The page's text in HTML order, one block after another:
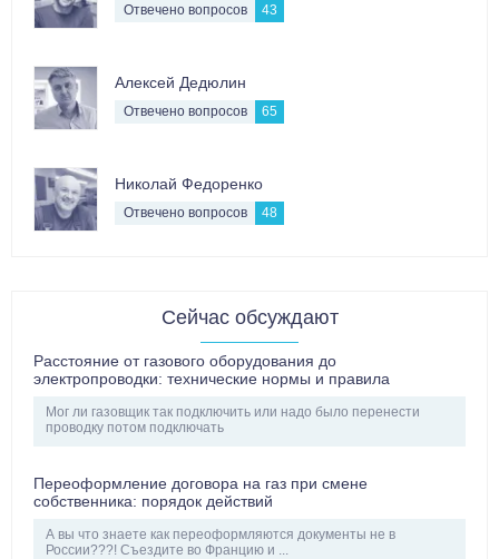
Отвечено вопросов 43
Алексей Дедюлин
Отвечено вопросов 65
Николай Федоренко
Отвечено вопросов 48
Сейчас обсуждают
Расстояние от газового оборудования до
электропроводки: технические нормы и правила
Мог ли газовщик так подключить или надо было перенести
проводку потом подключать
Переоформление договора на газ при смене
собственника: порядок действий
А вы что знаете как переоформляются документы не в
России???! Съездите во Францию и ...